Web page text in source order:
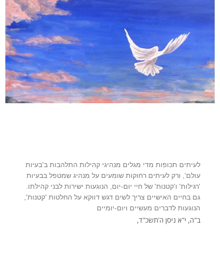
לעיתים תכופות מדי מגלים מנהיגי קהילות התלהבות ב'בעיות
עולם', ורק לעיתים רחוקות שומעים על מנהיג שמטפל בבעיות
'רגילות' ו'קטנות' של חיי יום-יום, הנוגעות ישירות לבני קהילתו.
גם בחיים האישיים צריך לשים דגש דווקא על החלטות 'קטנות',
הנוגעות לדברים מעשיים ויום-יומיים
ב"ה, י"א ניסן ה'תשכ"ד,